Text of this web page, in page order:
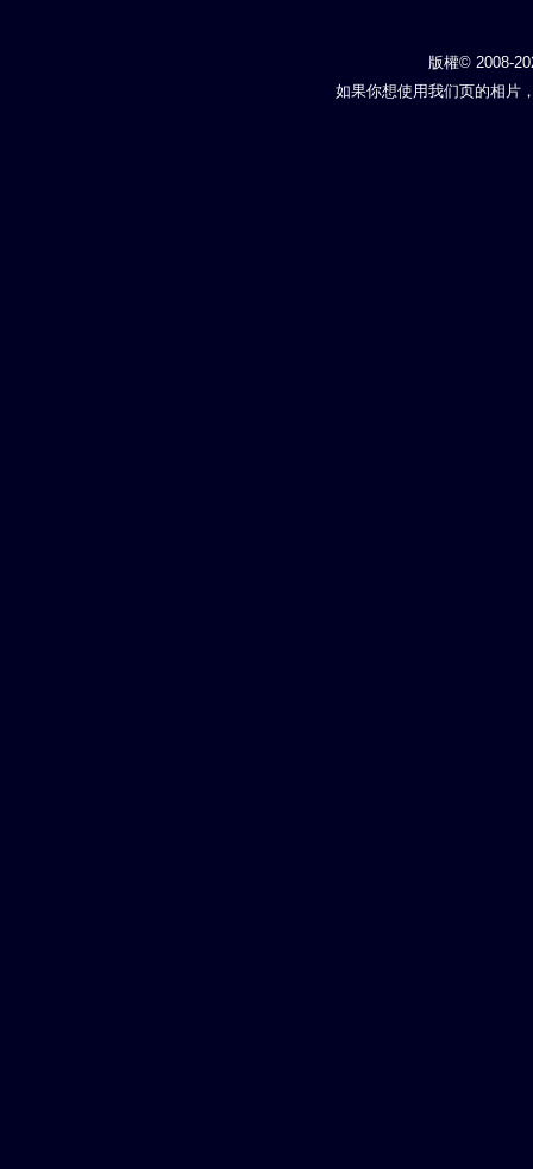
版權© 2008-
如果你想使用我们页的相片